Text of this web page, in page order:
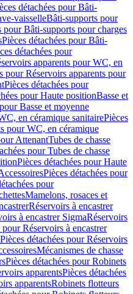
détachées pour Bâti-
vaisselleBâti-supports pour
pour Bâti-supports pour charges
Pièces détachées pour Bâti-
détachées pour
apparents pour WC, en
pour Réservoirs apparents pour
Pièces détachées pour
pour Haute positionBasse et
Basse et moyenne
en céramique sanitairePièces
pour WC, en céramique
AttenantTubes de chasse
pour Tubes de chasse
Pièces détachées pour Haute
Pièces détachées pour
pour
Mamelons, rosaces et
Réservoirs à encastrer
à encastrer SigmaRéservoirs
pour Réservoirs à encastrer
Pièces détachées pour Réservoirs
Mécanismes de chasse
Pièces détachées pour Robinets
apparentsPièces détachées
apparentsRobinets flotteurs